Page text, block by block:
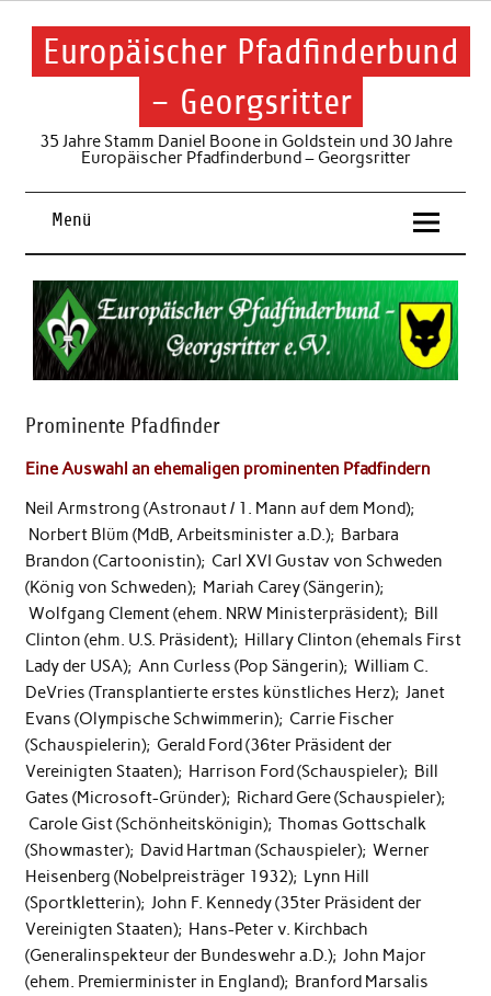
Skip
contentEuropäischer Pfadfinderbund
– Georgsritter
35 Jahre Stamm Daniel Boone in Goldstein und 30 Jahre
Europäischer Pfadfinderbund – Georgsritter
Menü
Prominente Pfadfinder
Eine Auswahl an ehemaligen prominenten Pfadfindern
Neil Armstrong (Astronaut / 1. Mann auf dem Mond);
Norbert Blüm (MdB, Arbeitsminister a.D.); Barbara
Brandon (Cartoonistin); Carl XVI Gustav von Schweden
(König von Schweden); Mariah Carey (Sängerin);
Wolfgang Clement (ehem. NRW Ministerpräsident); Bill
Clinton (ehm. U.S. Präsident); Hillary Clinton (ehemals First
Lady der USA); Ann Curless (Pop Sängerin); William C.
DeVries (Transplantierte erstes künstliches Herz); Janet
Evans (Olympische Schwimmerin); Carrie Fischer
(Schauspielerin); Gerald Ford (36ter Präsident der
Vereinigten Staaten); Harrison Ford (Schauspieler); Bill
Gates (Microsoft-Gründer); Richard Gere (Schauspieler);
Carole Gist (Schönheitskönigin); Thomas Gottschalk
(Showmaster); David Hartman (Schauspieler); Werner
Heisenberg (Nobelpreisträger 1932); Lynn Hill
(Sportkletterin); John F. Kennedy (35ter Präsident der
Vereinigten Staaten); Hans-Peter v. Kirchbach
(Generalinspekteur der Bundeswehr a.D.); John Major
(ehem. Premierminister in England); Branford Marsalis